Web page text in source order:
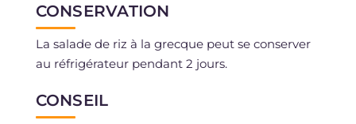
CONSERVATION
La salade de riz à la grecque peut se conserver
au réfrigérateur pendant 2 jours.
CONSEIL